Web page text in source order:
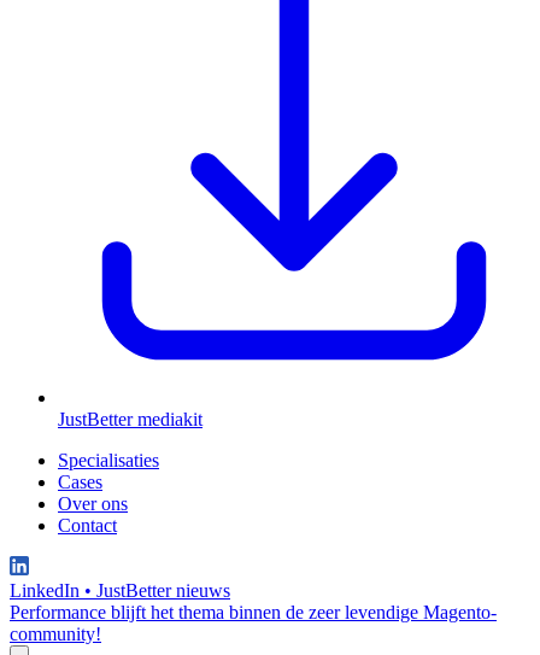
JustBetter mediakit
Specialisaties
Cases
Over ons
Contact
LinkedIn • JustBetter nieuws
Performance blijft het thema binnen de zeer levendige Magento-
community!